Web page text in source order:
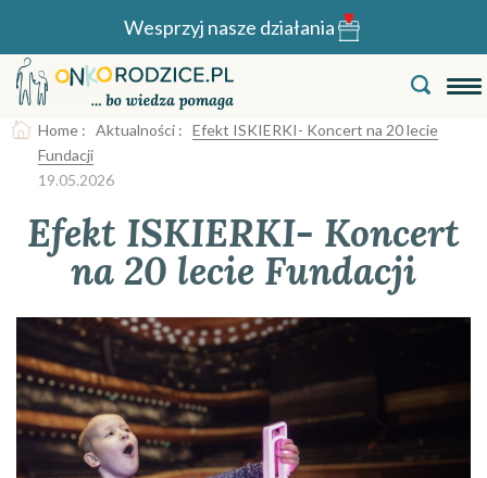
Wesprzyj nasze działania
Home : Aktualności : Efekt ISKIERKI- Koncert na 20 lecie
Fundacji
19.05.2026
Efekt ISKIERKI- Koncert
na 20 lecie Fundacji